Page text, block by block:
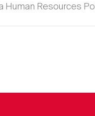
Human Resources